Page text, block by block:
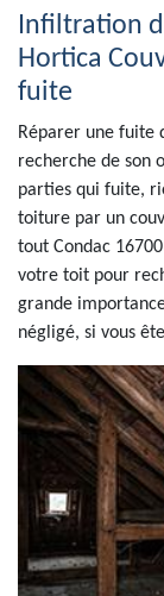
Infiltration
Hortica
fuite
Réparer une fuite
recherche de son
parties qui fuite,
toiture par un
tout Condac
votre toit pour
grande
négligé, si vous